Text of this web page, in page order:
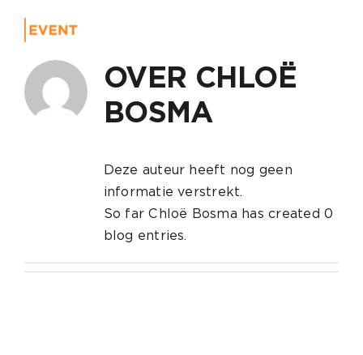
OVER CHLOË
BOSMA
Deze auteur heeft nog geen
informatie verstrekt.
So far Chloë Bosma has created 0
blog entries.